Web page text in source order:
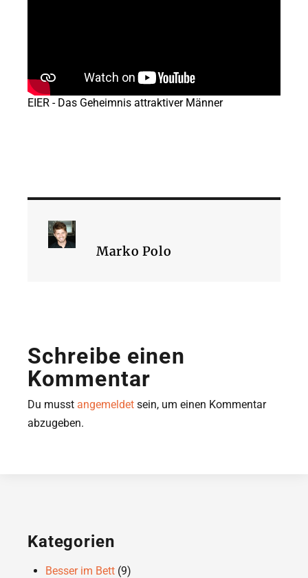
EIER - Das Geheimnis attraktiver Männer
Marko Polo
Schreibe einen
Kommentar
Du musst angemeldet sein, um einen Kommentar
abzugeben.
Kategorien
Besser im Bett (9)